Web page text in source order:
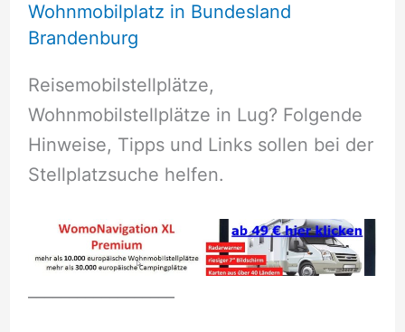
Wohnmobilplatz in Bundesland
Brandenburg
Reisemobilstellplätze,
Wohnmobilstellplätze in Lug? Folgende
Hinweise, Tipps und Links sollen bei der
Stellplatzsuche helfen.